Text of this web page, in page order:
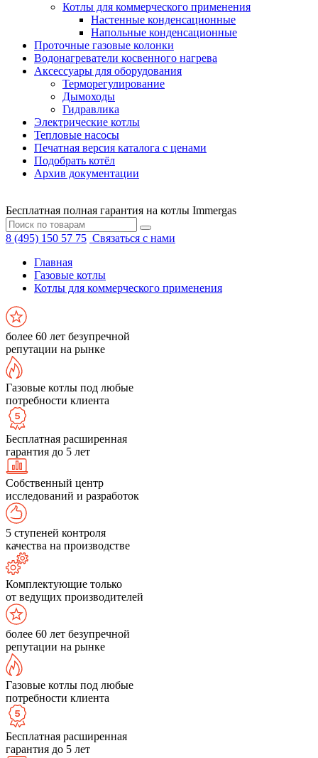
Котлы для коммерческого применения
Настенные конденсационные
Напольные конденсационные
Проточные газовые колонки
Водонагреватели косвенного нагрева
Аксессуары для оборудования
Терморегулирование
Дымоходы
Гидравлика
Электрические котлы
Тепловые насосы
Печатная версия каталога с ценами
Подобрать котёл
Архив документации
Бесплатная полная гарантия на котлы Immergas
8 (495) 150 57 75 Связаться с нами
Главная
Газовые котлы
Котлы для коммерческого применения
более 60 лет безупречной
репутации на рынке
Газовые котлы под любые
потребности клиента
Бесплатная расширенная
гарантия до 5 лет
Собственный центр
исследований и разработок
5 ступеней контроля
качества на производстве
Комплектующие только
от ведущих производителей
более 60 лет безупречной
репутации на рынке
Газовые котлы под любые
потребности клиента
Бесплатная расширенная
гарантия до 5 лет